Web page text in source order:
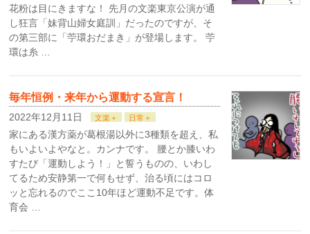
花粉は目にきますな！ 先月の文楽東京公演が通
し狂言「妹背山婦女庭訓」だったのですが、そ
の第三部に「苧環おだまき」が登場します。 苧
環は糸 …
毎年恒例・来年から運動する宣言！
2022年12月11日 文楽＋ 日常＋
家にある漢方薬が葛根湯以外に3種類を超え、私
もいよいよやなと。カンナです。 腰とか膝いわ
すたび「運動しよう！」と誓うものの、いわし
てるため安静第一で何もせず、治る頃にはコロ
ッと忘れるのでここ10年ほど運動不足です。体
育会 …